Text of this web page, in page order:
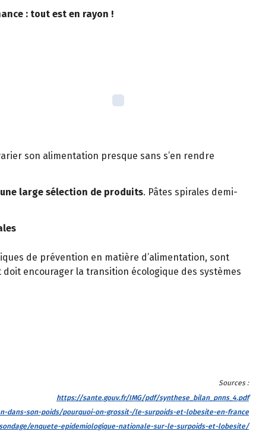
: tout est en rayon !
son alimentation presque sans s’en rendre
large sélection de produits. Pâtes spirales demi-
de prévention en matière d’alimentation, sont
encourager la transition écologique des systèmes
Sources :
https://sante.gouv.fr/IMG/pdf/synthese_bilan_pnns_4.pdf
dans-son-poids/pourquoi-on-grossit-/le-surpoids-et-lobesite-en-france
enquete-epidemiologique-nationale-sur-le-surpoids-et-lobesite/